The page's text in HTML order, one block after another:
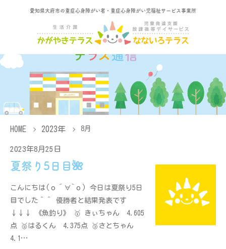
愛知県大府市の重症心身障がい者・重症心身障がい児福祉サービス事業所
HOME 2023年 8月
2023年8月25日
夏祭り5日目🌺
こんにちは(о´∀`о) 今日は夏祭り5日
目でした＾＾ 優勝者と結果発表です
↓↓↓ 《魚釣り》 🥇 きぃちゃん 4.605
点 🥈はるくん 4.375点 🥉さとちゃん
4.1…